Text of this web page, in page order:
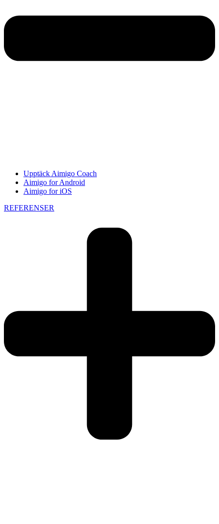
Upptäck Aimigo Coach
Aimigo for Android
Aimigo for iOS
REFERENSER